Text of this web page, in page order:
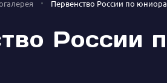
Первенство России по
России